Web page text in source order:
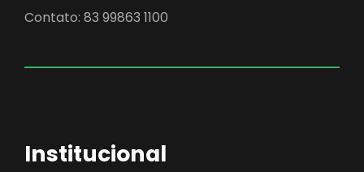
Contato: 83 99863 1100
Institucional